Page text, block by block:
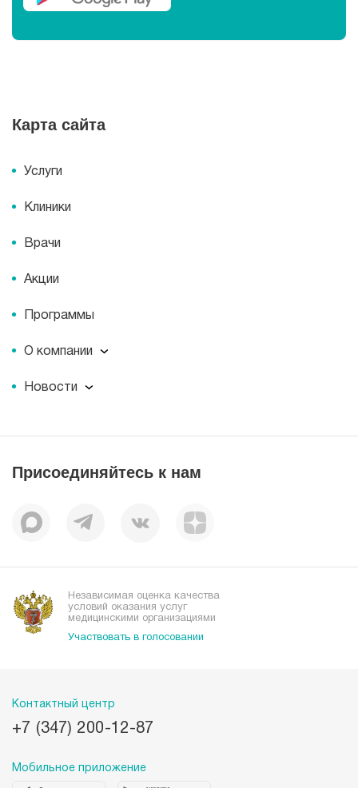
Карта сайта
Услуги
Клиники
Врачи
Акции
Программы
О компании
О компании
Пациентам
Миссия
Корпоративная социальная ответственность
Наши преимущества
Новости
Пресс-центр
Присоединяйтесь к нам
Независимая оценка качества
условий оказания услуг
медицинскими организациями
Участвовать в голосовании
Контактный центр
+7 (347) 200-12-87
Мобильное приложение